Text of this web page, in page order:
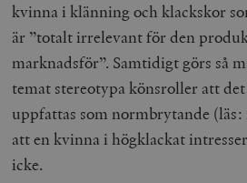
kvinna i klänning och klackskor
är ”totalt irrelevant för den
marknadsför”. Samtidigt görs så
temat stereotypa könsroller att
uppfattas som normbrytande
att en kvinna i högklackat
icke.